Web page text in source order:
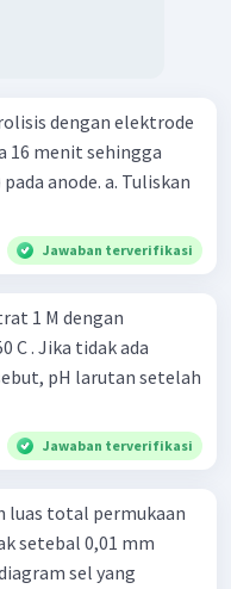
dengan elektrode
16 menit sehingga
a. Tuliskan
Jawaban terverifikasi
1 M dengan
C . Jika tidak ada
pH larutan setelah
Jawaban terverifikasi
luas total permukaan
setebal 0,01 mm